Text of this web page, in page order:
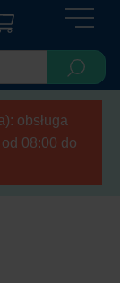
obsługa
08:00 do